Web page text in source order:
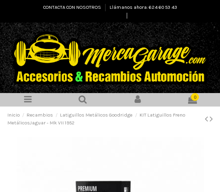
CONTACTA CON NOSOTROS
Llámanos ahora: 624 60 53 43
0
Inicio Recambios Latiguillos Metálicos Goodridge
KIT Latiguillos Freno
MetálicosJaguar - Mk VII 1952